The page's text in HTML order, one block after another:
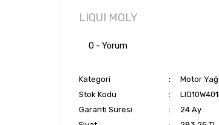
LIQUI MOLY
0 - Yorum
Kategori
Motor Yağı
Stok Kodu
Garanti Süresi
24 Ay